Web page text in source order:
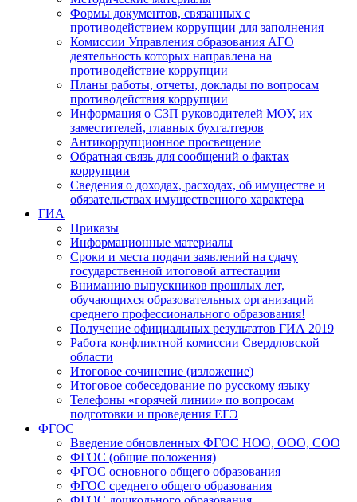
Формы документов, связанных с
противодействием коррупции для заполнения
Комиссии Управления образования АГО
деятельность которых направлена на
противодействие коррупции
Планы работы, отчеты, доклады по вопросам
противодействия коррупции
Информация о СЗП руководителей МОУ, их
заместителей, главных бухгалтеров
Антикоррупционное просвещение
Обратная связь для сообщений о фактах
коррупции
Сведения о доходах, расходах, об имуществе и
обязательствах имущественного характера
ГИА
Приказы
Информационные материалы
Сроки и места подачи заявлений на сдачу
государственной итоговой аттестации
Вниманию выпускников прошлых лет,
обучающихся образовательных организаций
среднего профессионального образования!
Получение официальных результатов ГИА 2019
Работа конфликтной комиссии Свердловской
области
Итоговое сочинение (изложение)
Итоговое собеседование по русскому языку
Телефоны «горячей линии» по вопросам
подготовки и проведения ЕГЭ
ФГОС
Введение обновленных ФГОС НОО, ООО, СОО
ФГОС (общие положения)
ФГОС основного общего образования
ФГОС среднего общего образования